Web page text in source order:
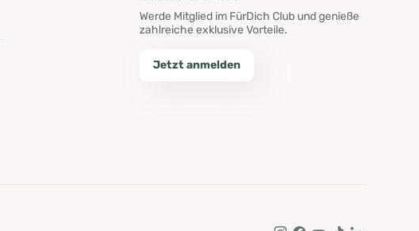
Werde Mitglied im FürDich Club und genieße
zahlreiche exklusive Vorteile.
Jetzt anmelden